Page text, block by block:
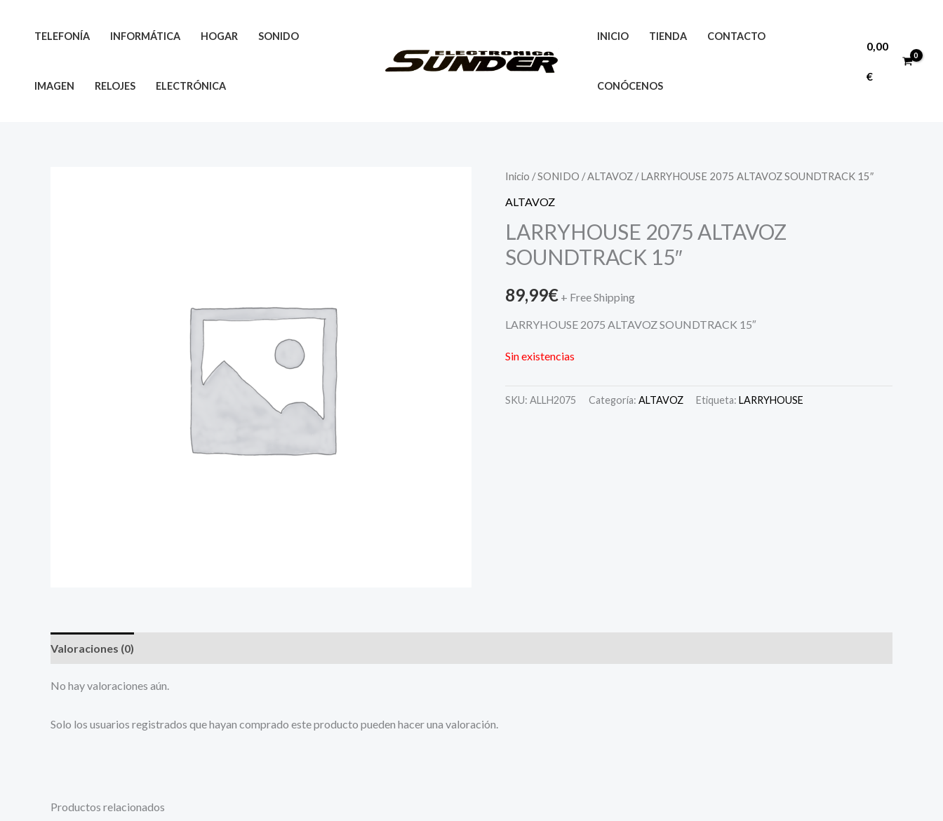
TELEFONÍA INFORMÁTICA HOGAR SONIDO
IMAGEN RELOJES ELECTRÓNICA
INICIO TIENDA CONTACTO
CONÓCENOS
0,00
€
Inicio /SONIDO /ALTAVOZ / LARRYHOUSE 2075 ALTAVOZ SOUNDTRACK 15″
ALTAVOZ
LARRYHOUSE 2075 ALTAVOZ
SOUNDTRACK 15″
89,99€ + Free Shipping
LARRYHOUSE 2075 ALTAVOZ SOUNDTRACK 15″
Sin existencias
SKU: ALLH2075 Categoría: ALTAVOZ Etiqueta: LARRYHOUSE
Valoraciones (0)
No hay valoraciones aún.
Solo los usuarios registrados que hayan comprado este producto pueden hacer una valoración.
Productos relacionados